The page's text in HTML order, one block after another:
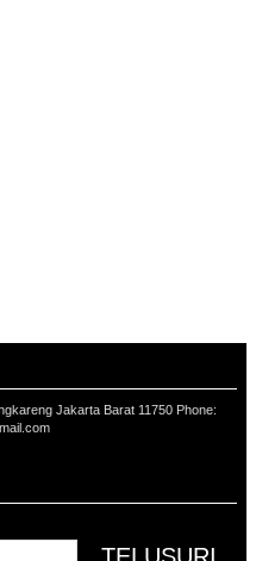
Jakarta Barat 11750 Phone: